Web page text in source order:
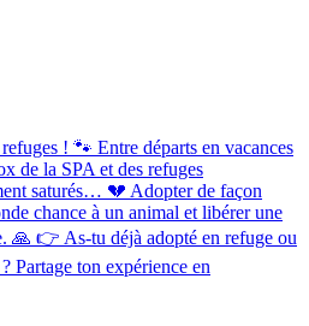
! 🐾 Entre départs en vacances
de la SPA et des refuges
saturés… 💔 Adopter de façon
chance à un animal et libérer une
🙏 👉 As-tu déjà adopté en refuge ou
Partage ton expérience en